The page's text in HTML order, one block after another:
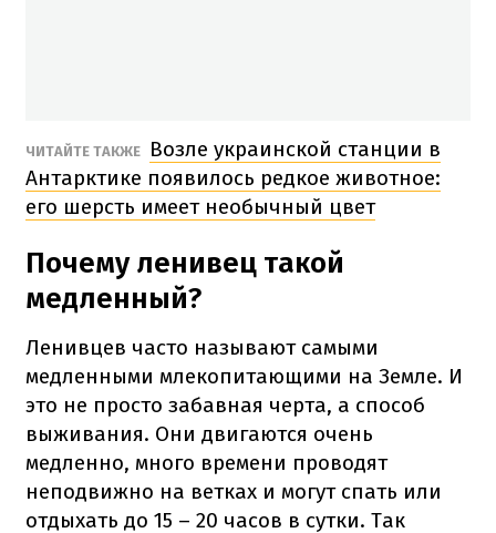
ЧИТАЙТЕ ТАКЖЕ
Возле украинской станции в
Антарктике появилось редкое животное:
его шерсть имеет необычный цвет
Почему ленивец такой
медленный?
Ленивцев часто называют самыми
медленными млекопитающими на Земле. И
это не просто забавная черта, а способ
выживания. Они двигаются очень
медленно, много времени проводят
неподвижно на ветках и могут спать или
отдыхать до 15 – 20 часов в сутки. Так